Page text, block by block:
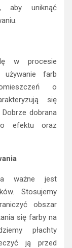
aby uniknąć
w procesie
używanie farb
o
się
dobrana
efektu oraz
ważne jest
Stosujemy
obszar
się farby na
płachty
ją przed